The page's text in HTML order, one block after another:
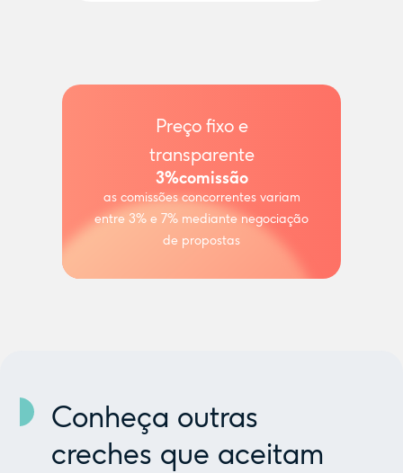
Preço fixo e
transparente
3%comissão
as comissões concorrentes variam
entre 3% e 7% mediante negociação
de propostas
Conheça outras
creches que aceitam